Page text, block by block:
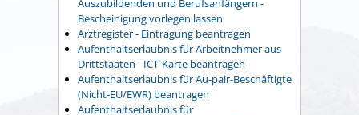
Bescheinigung vorlegen lassen
Arztregister - Eintragung beantragen
Aufenthaltserlaubnis für Arbeitnehmer aus
Drittstaaten - ICT-Karte beantragen
Aufenthaltserlaubnis für Au-pair-Beschäftigte
(Nicht-EU/EWR) beantragen
Aufenthaltserlaubnis für